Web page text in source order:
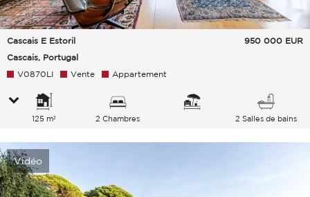
Cascais E Estoril
Cascais, Portugal
950 000 EUR
V0870LI Vente Appartement
125 m² 2 Chambres 2 Salles de bains
Vidéo